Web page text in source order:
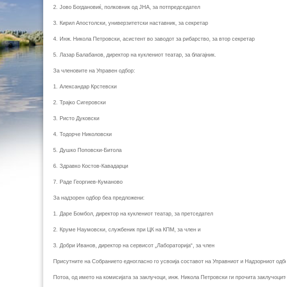
2. Јово Богдановиќ, полковник од ЈНА, за потпредседател
3. Кирил Апостолски, универзитетски наставник, за секретар
4. Инж. Никола Петровски, асистент во заводот за рибарство, за втор секретар
5. Лазар Балабанов, директор на куклениот театар, за благајник.
За членовите на Управен одбор:
1. Александар Крстевски
2. Трајко Сигеровски
3. Ристо Дуковски
4. Тодорче Николовски
5. Душко Поповски-Битола
6. Здравко Костов-Кавадарци
7. Раде Георгиев-Куманово
За надзорен одбор беа предложени:
1. Даре Бомбол, директор на куклениот театар, за претседател
2. Круме Наумовски, службеник при ЦК на КПМ, за член и
3. Добри Иванов, директор на сервисот „Лабораторија“, за член
Присутните на Собранието едногласно го усвоија составот на Управниот и Надзорниот
Потоа, од името на комисијата за заклучоци, инж. Никола Петровски ги прочита